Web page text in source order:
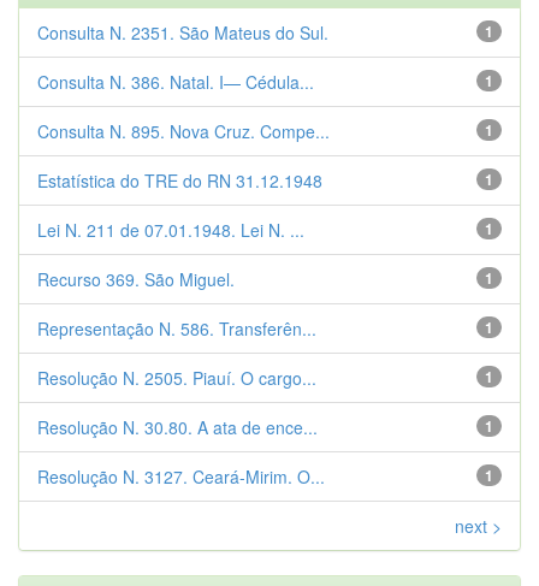
1
Consulta N. 2351. São Mateus do Sul.
1
Consulta N. 386. Natal. I— Cédula...
1
Consulta N. 895. Nova Cruz. Compe...
1
Estatística do TRE do RN 31.12.1948
1
Lei N. 211 de 07.01.1948. Lei N. ...
1
Recurso 369. São Miguel.
1
Representação N. 586. Transferên...
1
Resolução N. 2505. Piauí. O cargo...
1
Resolução N. 30.80. A ata de ence...
1
Resolução N. 3127. Ceará-Mirim. O...
next >